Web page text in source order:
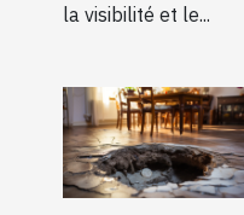
la visibilité et le...